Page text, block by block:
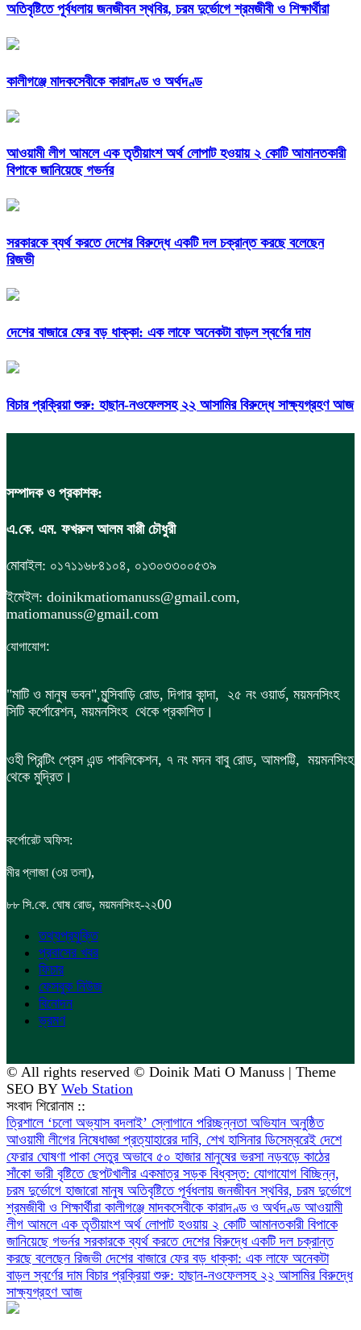
অতিবৃষ্টিতে পূর্বধলায় জনজীবন স্থবির, চরম দুর্ভোগে শ্রমজীবী ও শিক্ষার্থীরা
কালীগঞ্জে মাদকসেবীকে কারাদণ্ড ও অর্থদণ্ড
আওয়ামী লীগ আমলে এক তৃতীয়াংশ অর্থ লোপাট হওয়ায় ২ কোটি আমানতকারী
বিপাকে জানিয়েছে গভর্নর
সরকারকে ব্যর্থ করতে দেশের বিরুদ্ধে একটি দল চক্রান্ত করছে বলেছেন
রিজভী
দেশের বাজারে ফের বড় ধাক্কা: এক লাফে অনেকটা বাড়ল স্বর্ণের দাম
বিচার প্রক্রিয়া শুরু: হাছান-নওফেলসহ ২২ আসামির বিরুদ্ধে সাক্ষ্যগ্রহণ আজ
সম্পাদক ও প্রকাশক:
এ.কে. এম. ফখরুল আলম বাপ্পী চৌধুরী
মোবাইল: ০১৭১১৬৮৪১০৪, ০১৩০৩৩০০৫৩৯
ইমেইল: doinikmatiomanuss@gmail.com,
matiomanuss@gmail.com
যোগাযোগ:
"মাটি ও মানুষ ভবন",মুন্সিবাড়ি রোড, দিগার কান্দা, ২৫ নং ওয়ার্ড, ময়মনসিংহ
সিটি কর্পোরেশন, ময়মনসিংহ থেকে প্রকাশিত।
ওহী প্রিন্টিং প্রেস এন্ড পাবলিকেশন, ৭ নং মদন বাবু রোড, আমপট্টি, ময়মনসিংহ
থেকে মুদ্রিত।
কর্পোরেট অফিস:
মীর প্লাজা (৩য় তলা),
৮৮ সি.কে. ঘোষ রোড, ময়মনসিংহ-২২00
তথ্যপ্রযুক্তি
প্রবাসের খবর
ফিচার
ফেসবুক নিউজ
বিনোদন
ভ্রমণ
© All rights reserved © Doinik Mati O Manuss | Theme
SEO BY Web Station
সংবাদ শিরোনাম ::
‎ত্রিশালে ‘চলো অভ্যাস বদলাই’ স্লোগানে পরিচ্ছন্নতা অভিযান অনুষ্ঠিত
আওয়ামী লীগের নিষেধাজ্ঞা প্রত্যাহারের দাবি, শেখ হাসিনার ডিসেম্বরেই দেশে
ফেরার ঘোষণা পাকা সেতুর অভাবে ৫০ হাজার মানুষের ভরসা নড়বড়ে কাঠের
সাঁকো ভারী বৃষ্টিতে ছেপটখালীর একমাত্র সড়ক বিধ্বস্ত: যোগাযোগ বিচ্ছিন্ন,
চরম দুর্ভোগে হাজারো মানুষ অতিবৃষ্টিতে পূর্বধলায় জনজীবন স্থবির, চরম দুর্ভোগে
শ্রমজীবী ও শিক্ষার্থীরা কালীগঞ্জে মাদকসেবীকে কারাদণ্ড ও অর্থদণ্ড আওয়ামী
লীগ আমলে এক তৃতীয়াংশ অর্থ লোপাট হওয়ায় ২ কোটি আমানতকারী বিপাকে
জানিয়েছে গভর্নর সরকারকে ব্যর্থ করতে দেশের বিরুদ্ধে একটি দল চক্রান্ত
করছে বলেছেন রিজভী দেশের বাজারে ফের বড় ধাক্কা: এক লাফে অনেকটা
বাড়ল স্বর্ণের দাম বিচার প্রক্রিয়া শুরু: হাছান-নওফেলসহ ২২ আসামির বিরুদ্ধে
সাক্ষ্যগ্রহণ আজ